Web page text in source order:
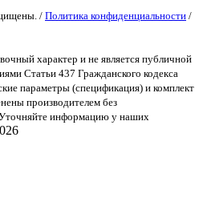
/ Политика конфиденциальности /
характер и не является публичной
Статьи 437 Гражданского кодекса
параметры (спецификация) и комплект
производителем без
информацию у наших